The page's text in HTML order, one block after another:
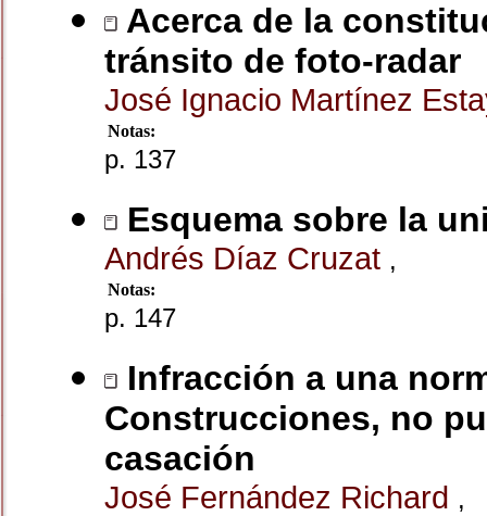
Acerca de la
tránsito de foto-radar
José Ignacio Martínez
Notas:
p. 137
Esquema sobre la
Andrés Díaz Cruzat ,
Notas:
p. 147
Infracción a una
Construcciones, no
casación
José Fernández Richard ,